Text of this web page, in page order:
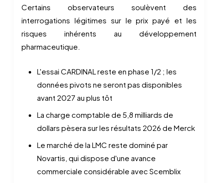
Certains observateurs soulèvent des
interrogations légitimes sur le prix payé et les
risques inhérents au développement
pharmaceutique.
L'essai CARDINAL reste en phase 1/2 ; les
données pivots ne seront pas disponibles
avant 2027 au plus tôt
La charge comptable de 5,8 milliards de
dollars pèsera sur les résultats 2026 de Merck
Le marché de la LMC reste dominé par
Novartis, qui dispose d'une avance
commerciale considérable avec Scemblix